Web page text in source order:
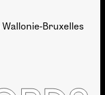
Bruxelles